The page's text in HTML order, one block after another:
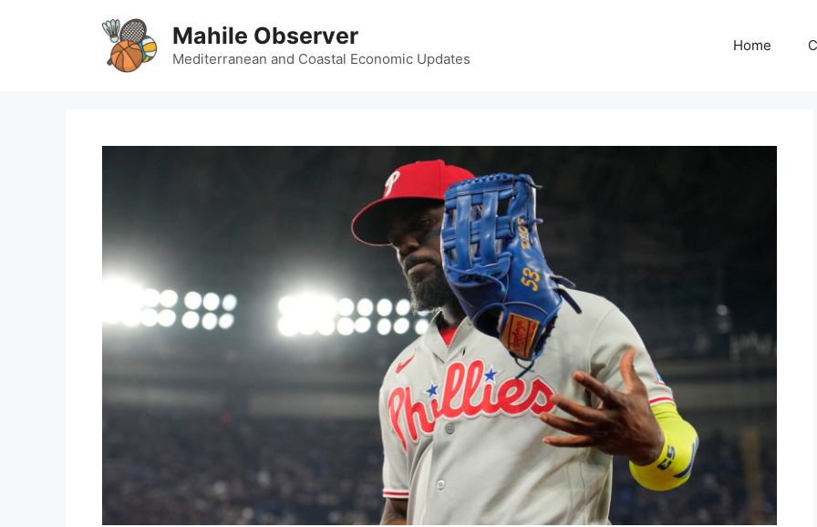
Mahile Observer
Mediterranean and Coastal Economic Updates
Home